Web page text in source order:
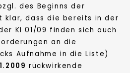
des Beginns der
klar, dass die bereits in der
KI 01/09 finden sich auch
an die
Aufnahme in die Liste)
rückwirkende